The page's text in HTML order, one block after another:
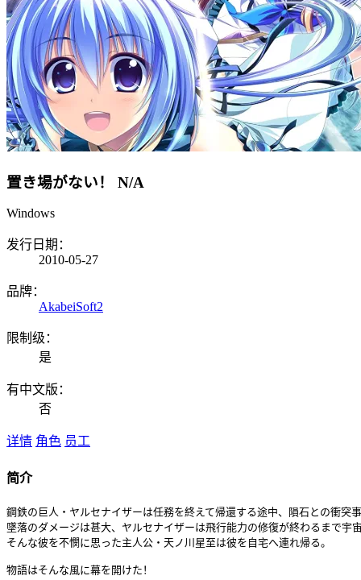
置き場がない！ N/A
Windows
发行日期：
2010-05-27
品牌：
AkabeiSoft2
限制级：
是
有中文版：
否
详情 角色 员工
简介
鋼鉄の巨人・ヤルセナイザーは任務を終えて帰還する途中、隕石との衝突
墜落のダメージは甚大、ヤルセナイザーは飛行能力の修復が終わるまで宇
そんな彼を不憫に思った主人公・天ノ川星至は彼を自宅へ連れ帰る。
物語はそんな風に幕を開けた！